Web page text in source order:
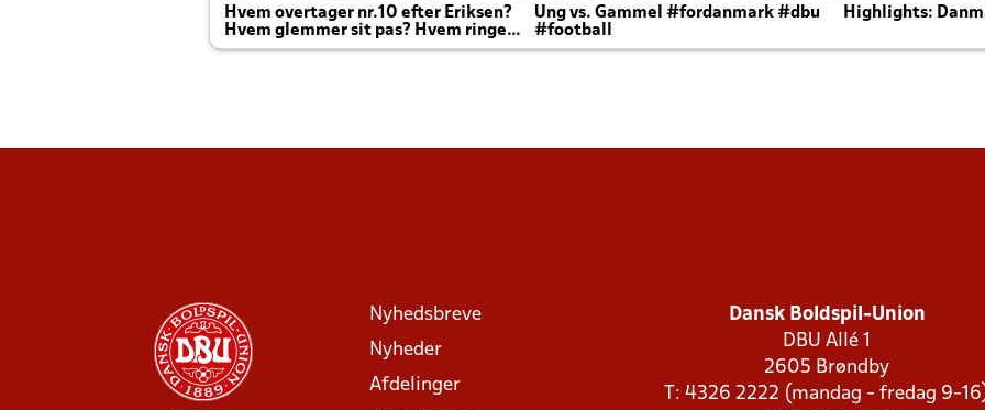
Hvem overtager nr.10 efter Eriksen?
Hvem glemmer sit pas? Hvem ringer
Joachim altid til efter kampe?
Ung vs. Gammel #fordanmark #dbu
#football
Highlights:
Nyhedsbreve
Nyheder
Afdelinger
Dansk Boldspil-Union
DBU Allé 1
2605 Brøndby
T: 4326 2222 (mandag - fredag 9-